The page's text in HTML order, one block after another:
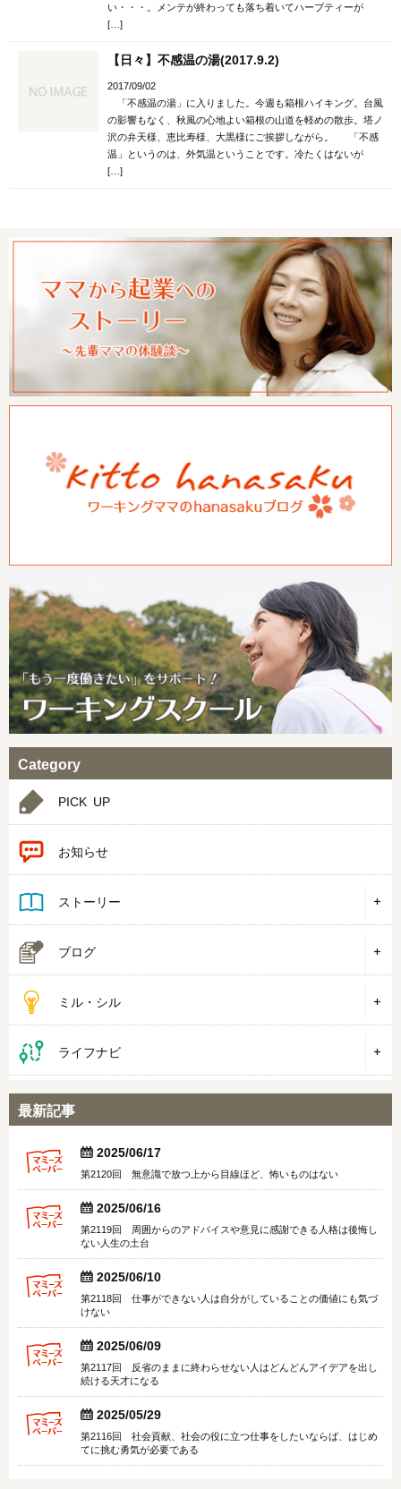
い・・・。メンテが終わっても落ち着いてハーブティーが
[…]
【日々】不感温の湯(2017.9.2)
2017/09/02
「不感温の湯」に入りました。今週も箱根ハイキング。台風
の影響もなく、秋風の心地よい箱根の山道を軽めの散歩。塔ノ
沢の弁天様、恵比寿様、大黒様にご挨拶しながら。 「不感
温」というのは、外気温ということです。冷たくはないが
[…]
Category
PICK UP
お知らせ
ストーリー
ブログ
ミル・シル
ライフナビ
最新記事
  2025/06/17
第2120回 無意識で放つ上から目線ほど、怖いものはない
  2025/06/16
第2119回 周囲からのアドバイスや意見に感謝できる人格は後悔し
ない人生の土台
  2025/06/10
第2118回 仕事ができない人は自分がしていることの価値にも気づ
けない
  2025/06/09
第2117回 反省のままに終わらせない人はどんどんアイデアを出し
続ける天才になる
  2025/05/29
第2116回 社会貢献、社会の役に立つ仕事をしたいならば、はじめ
てに挑む勇気が必要である